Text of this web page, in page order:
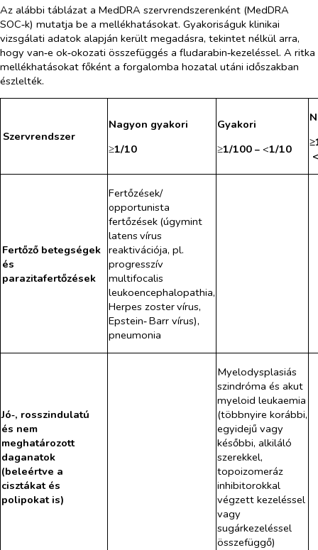
Az alábbi táblázat a MedDRA szervrendszerenként (MedDRA
SOC‑k) mutatja be a mellékhatásokat. Gyakoriságuk klinikai
vizsgálati adatok alapján került megadásra, tekintet nélkül arra,
hogy van‑e ok‑okozati összefüggés a fludarabin‑kezeléssel. A ritka
mellékhatásokat főként a forgalomba hozatal utáni időszakban
észlelték.
Szervrendszer
Nagyon gyakori
≥1/10
Gyakori
≥1/100 – <1/10
Fertőző betegségek
és
parazitafertőzések
Fertőzések/
opportunista
fertőzések (úgymint
latens vírus
reaktivációja, pl.
progresszív
multifocalis
leukoencephalopathia,
Herpes zostervírus,
Epstein‑Barr vírus),
pneumonia
Jó‑, rosszindulatú
és nem
meghatározott
daganatok
(beleértve a
cisztákat és
polipokat is)
Myelodysplasiás
szindróma és akut
myeloid leukaemia
(többnyire korábbi,
egyidejű vagy
későbbi, al​kiláló
szerekkel,
topoizomeráz
inhibitorokkal
végzett kezeléssel
vagy
sugárkezeléssel
összefüggő)